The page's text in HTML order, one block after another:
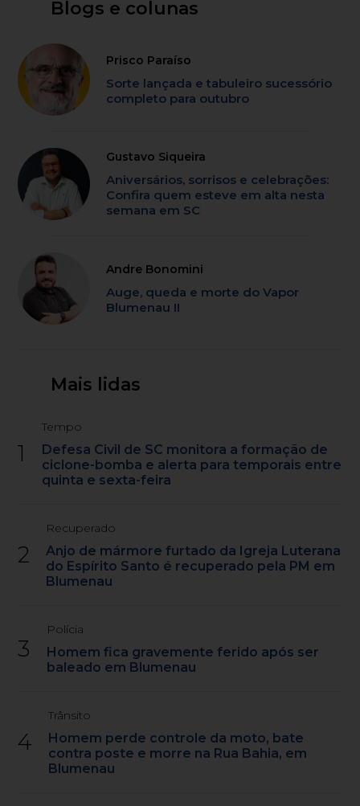
Blogs e colunas
Prisco Paraíso
Sorte lançada e tabuleiro sucessório
completo para outubro
Gustavo Siqueira
Aniversários, sorrisos e celebrações:
Confira quem esteve em alta nesta
semana em SC
Andre Bonomini
Auge, queda e morte do Vapor
Blumenau II
Mais lidas
1
Tempo
Defesa Civil de SC monitora a formação de
ciclone-bomba e alerta para temporais entre
quinta e sexta-feira
2
Recuperado
Anjo de mármore furtado da Igreja Luterana
do Espírito Santo é recuperado pela PM em
Blumenau
3
Polícia
Homem fica gravemente ferido após ser
baleado em Blumenau
4
Trânsito
Homem perde controle da moto, bate
contra poste e morre na Rua Bahia, em
Blumenau